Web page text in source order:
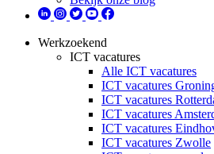
Werkzoekend
ICT vacatures
Alle ICT vacatures
ICT vacatures
ICT vacatures
ICT vacatures
ICT vacatures
ICT vacatures Zwolle